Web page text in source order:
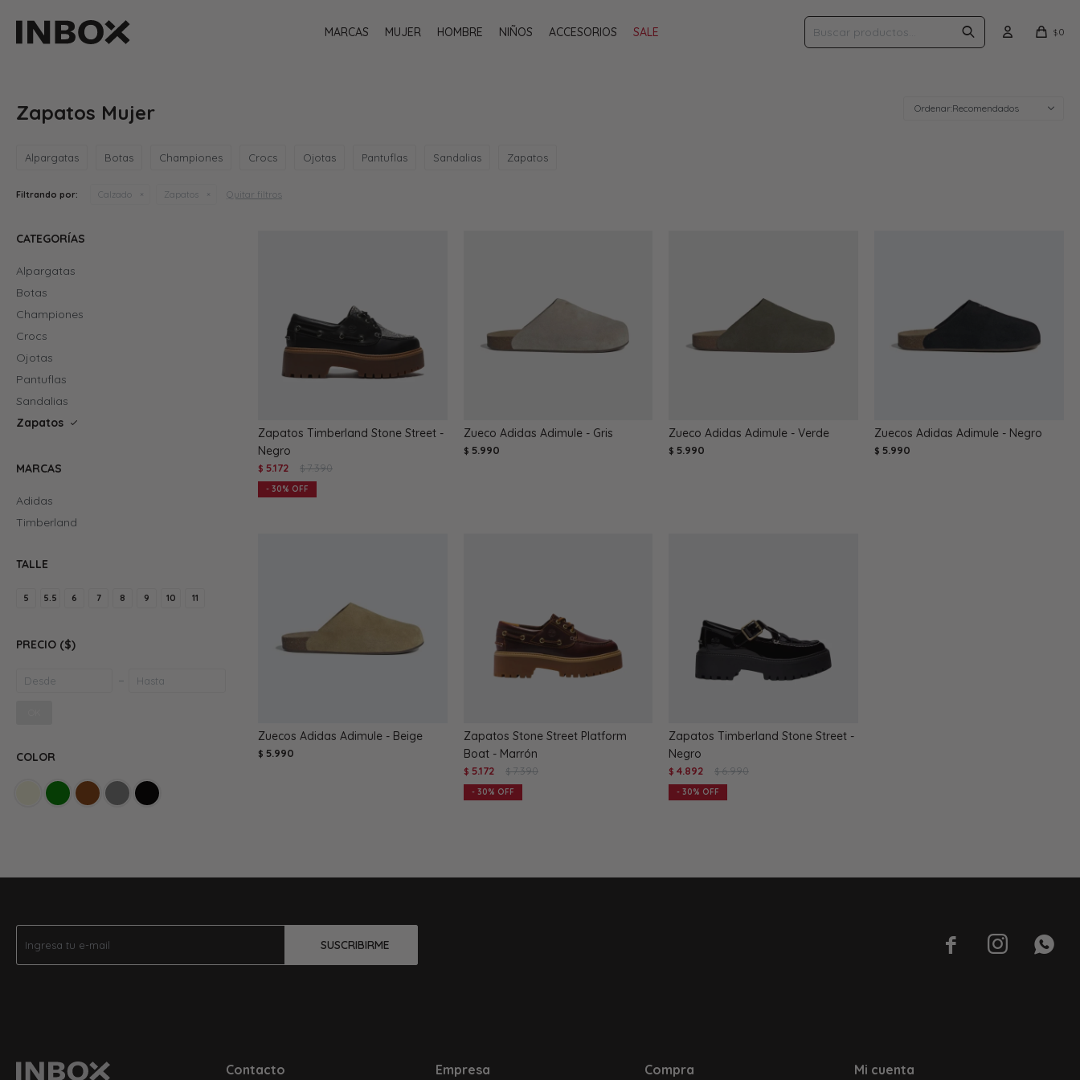
MARCAS MUJER HOMBRE NIÑOS ACCESORIOS SALE $0
Zapatos Mujer Recomendados
Alpargatas Botas Championes Crocs Ojotas Pantuflas Sandalias Zapatos
Filtrando por: Calzado Zapatos Quitar filtros
Zapatos Timberland Stone Street -
Negro
$ 5.172 $ 7.390
30
Zueco Adidas Adimule - Gris
$ 5.990
Zueco Adidas Adimule - Verde
$ 5.990
Zuecos Adidas Adimule - Negro
$ 5.990
Zuecos Adidas Adimule - Beige
$ 5.990
Zapatos Stone Street Platform
Boat - Marrón
$ 5.172 $ 7.390
30
Zapatos Timberland Stone Street -
Negro
$ 4.892 $ 6.990
30
CATEGORÍAS
Alpargatas
Botas
Championes
Crocs
Ojotas
Pantuflas
Sandalias
Zapatos
MARCAS
Adidas
Timberland
TALLE
5 5.5 6 7 8 9 10 11
PRECIO ($)
COLOR
SUSCRIBIRME   
Contacto Empresa Compra Mi cuenta